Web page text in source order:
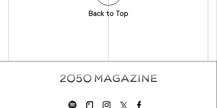
Back to Top